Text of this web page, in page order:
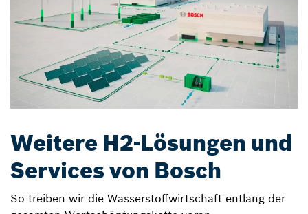
Weitere H2-Lösungen und
Services von Bosch
So treiben wir die Wasserstoffwirtschaft entlang der